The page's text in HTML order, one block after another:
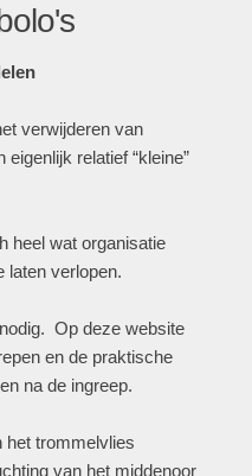
verwijderen van
relatief “kleine”
heel wat organisatie
laten verlopen.
Op deze website
en de praktische
na de ingreep.
het trommelvlies
van het middenoor